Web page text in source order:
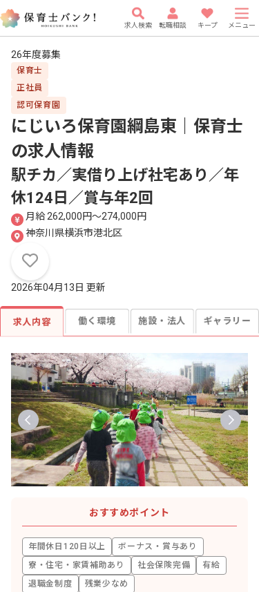
求人検索 転職相談 キープ メニュー
26年度募集
保育士
正社員
認可保育園
にじいろ保育園綱島東｜保育士
の求人情報
駅チカ／実借り上げ社宅あり／年
休124日／賞与年2回
月給 262,000円〜274,000円
神奈川県横浜市港北区
2026年04月13日 更新
求人内容 働く環境 施設・法人 ギャラリー
おすすめポイント
年間休日120日以上
ボーナス・賞与あり
寮・住宅・家賃補助あり
社会保険完備
有給
退職金制度
残業少なめ